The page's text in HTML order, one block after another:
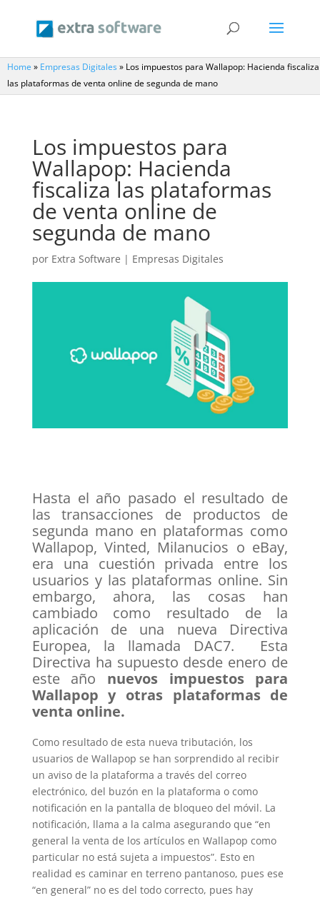
Home » Empresas Digitales» Los impuestos para Wallapop: Hacienda fiscaliza
las plataformas de venta online de segunda de mano
Los impuestos para
Wallapop: Hacienda
fiscaliza las plataformas
de venta online de
segunda de mano
por Extra Software | Empresas Digitales
Hasta el año pasado el resultado de
las transacciones de productos de
segunda mano en plataformas como
Wallapop, Vinted, Milanucios o eBay,
era una cuestión privada entre los
usuarios y las plataformas online. Sin
embargo, ahora, las cosas han
cambiado como resultado de la
aplicación de una nueva Directiva
Europea, la llamada DAC7. Esta
Directiva ha supuesto desde enero de
este año nuevos impuestos para
Wallapop y otras plataformas de
venta online.
Como resultado de esta nueva tributación, los
usuarios de Wallapop se han sorprendido al recibir
un aviso de la plataforma a través del correo
electrónico, del buzón en la plataforma o como
notificación en la pantalla de bloqueo del móvil. La
notificación, llama a la calma asegurando que “en
general la venta de los artículos en Wallapop como
particular no está sujeta a impuestos”. Esto en
realidad es caminar en terreno pantanoso, pues ese
“en general” no es del todo correcto, pues hay